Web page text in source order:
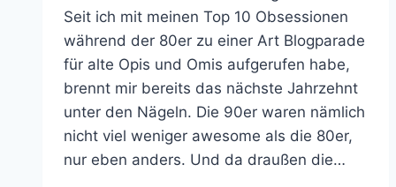
Seit ich mit meinen Top 10 Obsessionen
während der 80er zu einer Art Blogparade
für alte Opis und Omis aufgerufen habe,
brennt mir bereits das nächste Jahrzehnt
unter den Nägeln. Die 90er waren nämlich
nicht viel weniger awesome als die 80er,
nur eben anders. Und da draußen die…